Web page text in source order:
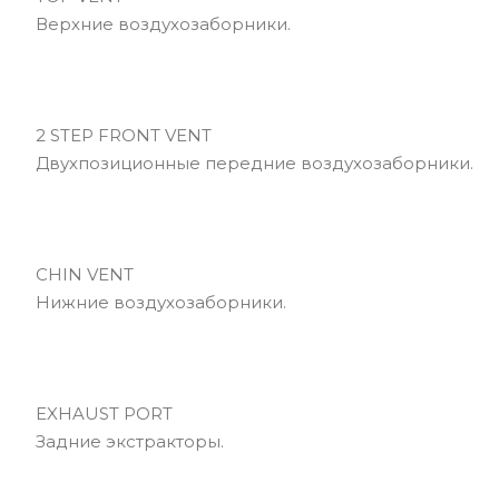
Верхние воздухозаборники.
2 STEP FRONT VENT
Двухпозиционные передние воздухозаборники.
CHIN VENT
Нижние воздухозаборники.
EXHAUST PORT
Задние экстракторы.